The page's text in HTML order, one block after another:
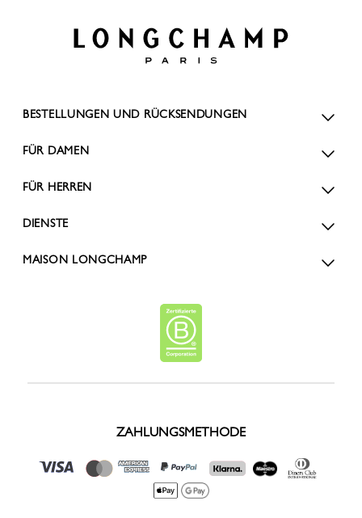
BESTELLUNGEN UND RÜCKSENDUNGEN
FÜR DAMEN
FÜR HERREN
DIENSTE
MAISON LONGCHAMP
ZAHLUNGSMETHODE